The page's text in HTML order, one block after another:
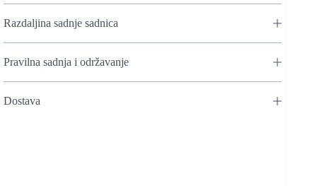
Razdaljina sadnje sadnica
Pravilna sadnja i održavanje
Dostava